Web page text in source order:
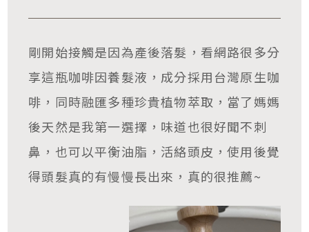
剛開始接觸是因為產後落髮，看網路很多分
享這瓶咖啡因養髮液，成分採用台灣原生咖
啡，同時融匯多種珍貴植物萃取，當了媽媽
後天然是我第一選擇，味道也很好聞不刺
鼻，也可以平衡油脂，活絡頭皮，使用後覺
得頭髮真的有慢慢長出來，真的很推薦~